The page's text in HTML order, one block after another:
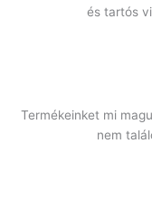
és tartós
Termékeinket mi
nem